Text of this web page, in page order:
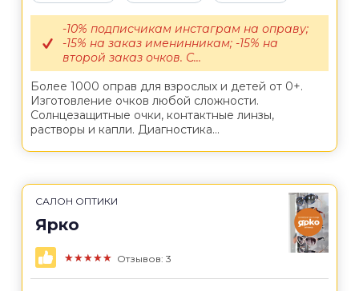
Более 1000 оправ для взрослых и детей от 0+.
Изготовление очков любой сложности.
Солнцезащитные очки, контактные линзы,
растворы и капли. Диагностика...
-10% подписчикам инстаграм на оправу;
-15% на заказ именинникам; -15% на
второй заказ очков. С...
САЛОН ОПТИКИ
Ярко
★★★★★ Отзывов: 3